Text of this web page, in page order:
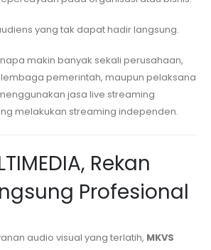
yang tak dapat hadir langsung.
makin banyak sekali perusahaan,
pemerintah, maupun pelaksana
jasa live streaming
melakukan streaming independen.
Rekan
Profesional
audio visual yang terlatih, MKVS